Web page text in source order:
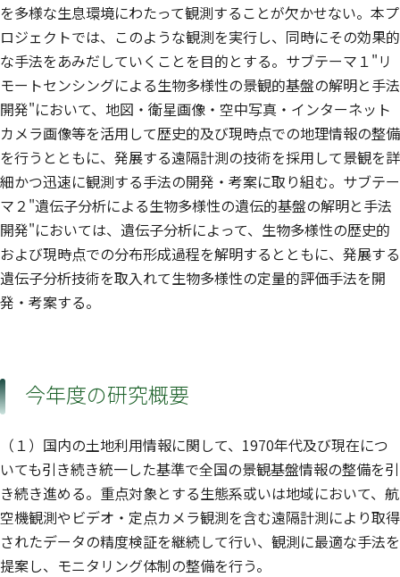
を多様な生息環境にわたって観測することが欠かせない。本プ
ロジェクトでは、このような観測を実行し、同時にその効果的
な手法をあみだしていくことを目的とする。サブテーマ１"リ
モートセンシングによる生物多様性の景観的基盤の解明と手法
開発"において、地図・衛星画像・空中写真・インターネット
カメラ画像等を活用して歴史的及び現時点での地理情報の整備
を行うとともに、発展する遠隔計測の技術を採用して景観を詳
細かつ迅速に観測する手法の開発・考案に取り組む。サブテー
マ２"遺伝子分析による生物多様性の遺伝的基盤の解明と手法
開発"においては、遺伝子分析によって、生物多様性の歴史的
および現時点での分布形成過程を解明するとともに、発展する
遺伝子分析技術を取入れて生物多様性の定量的評価手法を開
発・考案する。
今年度の研究概要
（１）国内の土地利用情報に関して、1970年代及び現在につ
いても引き続き統一した基準で全国の景観基盤情報の整備を引
き続き進める。重点対象とする生態系或いは地域において、航
空機観測やビデオ・定点カメラ観測を含む遠隔計測により取得
されたデータの精度検証を継続して行い、観測に最適な手法を
提案し、モニタリング体制の整備を行う。